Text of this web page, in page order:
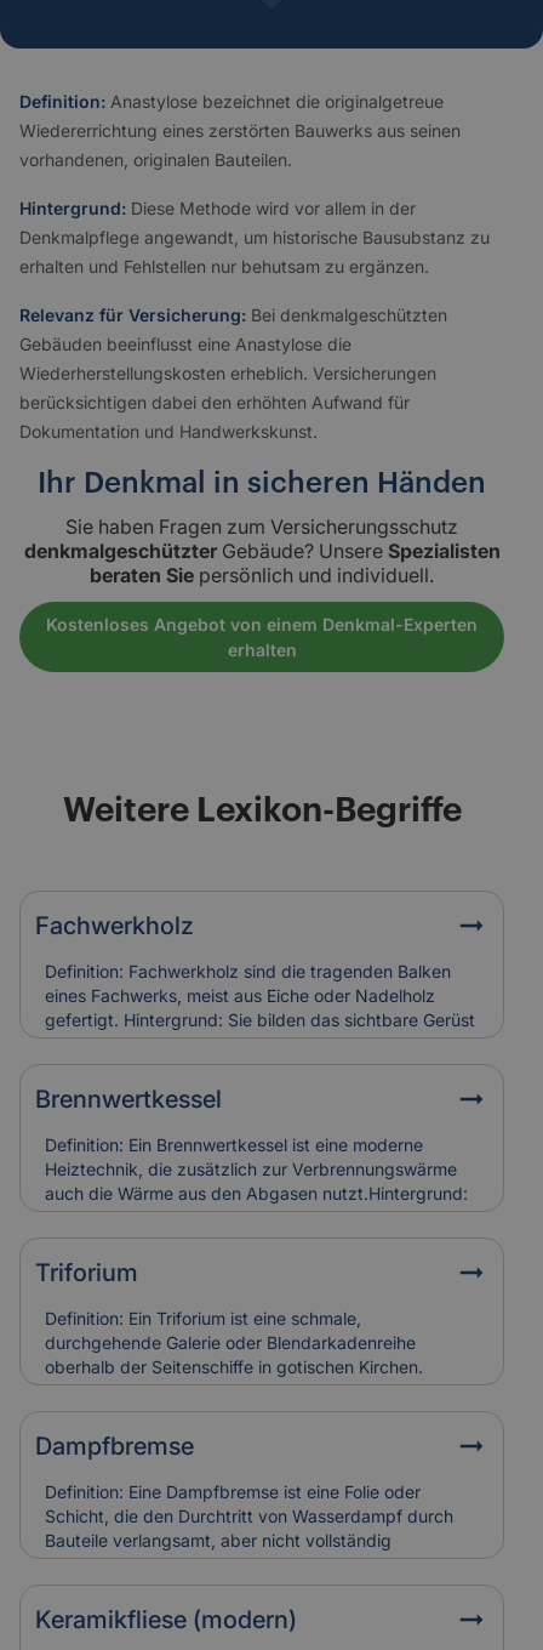
Definition: Anastylose bezeichnet die originalgetreue
Wiedererrichtung eines zerstörten Bauwerks aus seinen
vorhandenen, originalen Bauteilen.
Hintergrund: Diese Methode wird vor allem in der
Denkmalpflege angewandt, um historische Bausubstanz zu
erhalten und Fehlstellen nur behutsam zu ergänzen.
Relevanz für Versicherung: Bei denkmalgeschützten
Gebäuden beeinflusst eine Anastylose die
Wiederherstellungskosten erheblich. Versicherungen
berücksichtigen dabei den erhöhten Aufwand für
Dokumentation und Handwerkskunst.
Ihr Denkmal in sicheren Händen
Sie haben Fragen zum Versicherungsschutz
denkmalgeschützterGebäude? Unsere Spezialisten
beraten Sie persönlich und individuell.
Kostenloses Angebot von einem Denkmal-Experten
erhalten
Weitere Lexikon-Begriffe
Fachwerkholz
Definition: Fachwerkholz sind die tragenden Balken
eines Fachwerks, meist aus Eiche oder Nadelholz
gefertigt. Hintergrund: Sie bilden das sichtbare Gerüst
der Konstruktion und sind durch Zapfen, Dübel oder
Verblattungen miteinander verbunden. Fachwerkholz
bestimmt Stabilität und Erscheinungsbild eines
oder Schädlingsbefall am Fachwerkholz führen zu
hohen Restaurierungskosten, die Versicherungen bei
denkmalgerechter Instandsetzung berücksichtigen.
Brennwertkessel
Definition: Ein Brennwertkessel ist eine moderne
Heiztechnik, die zusätzlich zur Verbrennungswärme
auch die Wärme aus den Abgasen nutzt.Hintergrund:
Dadurch arbeitet der Kessel besonders effizient und
spart Energie im Vergleich zu älteren Heizsystemen. In
Alt- und Denkmalgebäuden wird er häufig in
eingesetzt.Relevanz für Versicherung:
Brennwertkessel senken Betriebskosten, erfordern
aber eine regelmäßige Wartung. Schäden durch
Kondensat oder Abgasfehler werden in der
Gebäudeversicherung individuell bewertet.
Triforium
Definition: Ein Triforium ist eine schmale,
durchgehende Galerie oder Blendarkadenreihe
oberhalb der Seitenschiffe in gotischen Kirchen.
Hintergrund: Es dient vor allem der Gliederung der
Innenwand und trägt zur Lichtführung und optischen
Tiefe des Raumes bei. Relevanz für Versicherung:
Schäden an Triforien sind häufig schwer zugänglich
und teuer in der Restaurierung. Versicherungen
bewerten sie entsprechend ihres künstlerischen und
baulichen Werts.
Dampfbremse
Definition: Eine Dampfbremse ist eine Folie oder
Schicht, die den Durchtritt von Wasserdampf durch
Bauteile verlangsamt, aber nicht vollständig
verhindert.Hintergrund: Sie wird vor allem in Dach-
und Wandkonstruktionen eingesetzt, um
Feuchtigkeitsansammlungen in der Dämmung zu
vermeiden. So bleibt die Bausubstanz trocken und
Keramikfliese (modern)